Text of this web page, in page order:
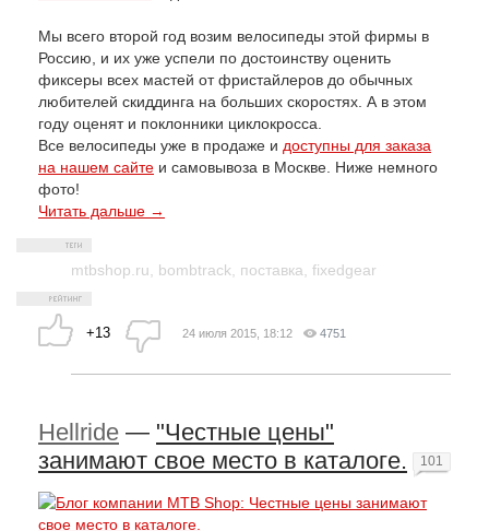
Мы всего второй год возим велосипеды этой фирмы в
Россию, и их уже успели по достоинству оценить
фиксеры всех мастей от фристайлеров до обычных
любителей скиддинга на больших скоростях. А в этом
году оценят и поклонники циклокросса.
Все велосипеды уже в продаже и доступны для заказа
на нашем сайте и самовывоза в Москве. Ниже немного
фото!
Читать дальше →
mtbshop.ru bombtrack поставка fixedgear
+13 24 июля 2015, 18:12 4751
Hellride — "Честные цены"
занимают свое место в каталоге.
101